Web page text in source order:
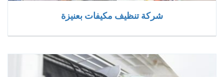
شركة تنظيف مكيفات بعنيزة